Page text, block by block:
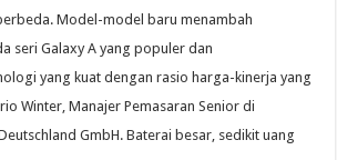
Model-model baru menambah
seri Galaxy A yang populer dan
yang kuat dengan rasio harga-kinerja yang
Winter, Manajer Pemasaran Senior di
GmbH. Baterai besar, sedikit uang